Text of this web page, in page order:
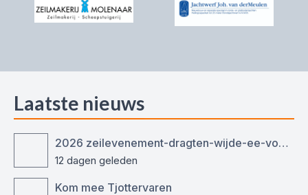
Laatste nieuws
2026 zeilevenement-dragten-wijde-ee-voor-ronde-en-platbodemjachten
12 dagen geleden
Kom mee Tjottervaren